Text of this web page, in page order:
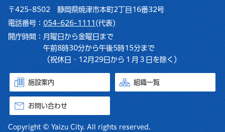
〒425-8502 静岡県焼津市本町2丁目16番32号
電話番号： 054-626-1111 (代表)
開庁時間： 月曜日から金曜日まで
午前8時30分から午後5時15分まで
（祝休日・12月29日から１月３日を除く）
施設案内 組織一覧
お問い合わせ
Copyright © Yaizu City. All rights reserved.